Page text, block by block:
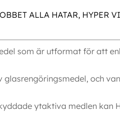
ALLA HATAR, HYPER
som är utformat för att
och
ytaktiva medlen kan